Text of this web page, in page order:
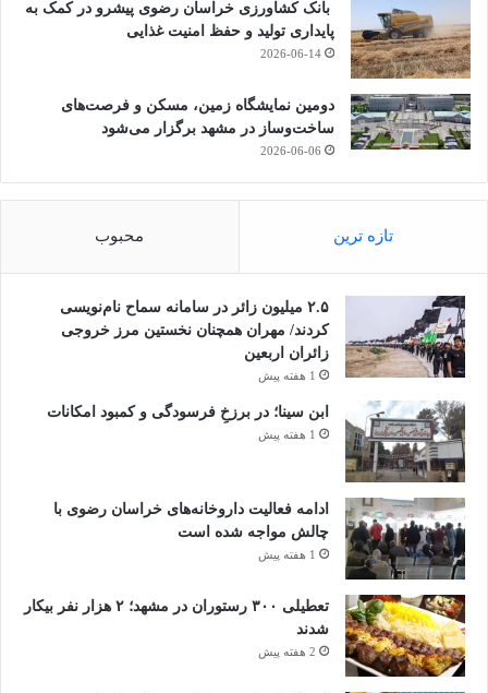
بانک کشاورزی خراسان رضوی پیشرو در کمک به
پایداری تولید و حفظ امنیت غذایی
2026-06-14
دومین نمایشگاه زمین، مسکن و فرصت‌های
ساخت‌وساز در مشهد برگزار می‌شود
2026-06-06
تازه ترین محبوب
۲.۵ میلیون زائر در سامانه سماح نام‌نویسی
کردند/ مهران همچنان نخستین مرز خروجی
زائران اربعین
1 هفته پیش
ابن سینا؛ در برزخِ فرسودگی و کمبود امکانات
1 هفته پیش
ادامه فعالیت داروخانه‌های خراسان رضوی با
چالش مواجه شده است
1 هفته پیش
تعطیلی ۳۰۰ رستوران در مشهد؛ ۲ هزار نفر بیکار
شدند
2 هفته پیش